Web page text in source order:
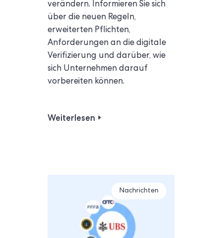
verändern. Informieren Sie sich
über die neuen Regeln,
erweiterten Pflichten,
Anforderungen an die digitale
Verifizierung und darüber, wie
sich Unternehmen darauf
vorbereiten können.
Weiterlesen
Nachrichten